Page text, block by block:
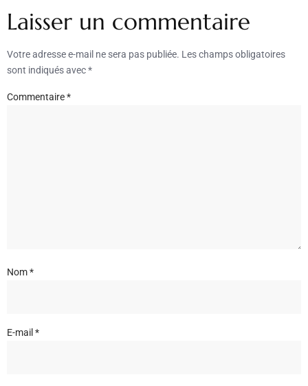
Laisser un commentaire
Votre adresse e-mail ne sera pas publiée. Les champs obligatoires
sont indiqués avec*
Commentaire*
Nom*
E-mail *